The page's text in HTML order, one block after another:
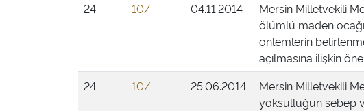
24
10/ 04.11.2014
Mersin Milletvekili
ölümlü maden ocağı
önlemlerin
açılmasına ilişkin
24
10/ 25.06.2014
Mersin Milletvekili
yoksulluğun sebep